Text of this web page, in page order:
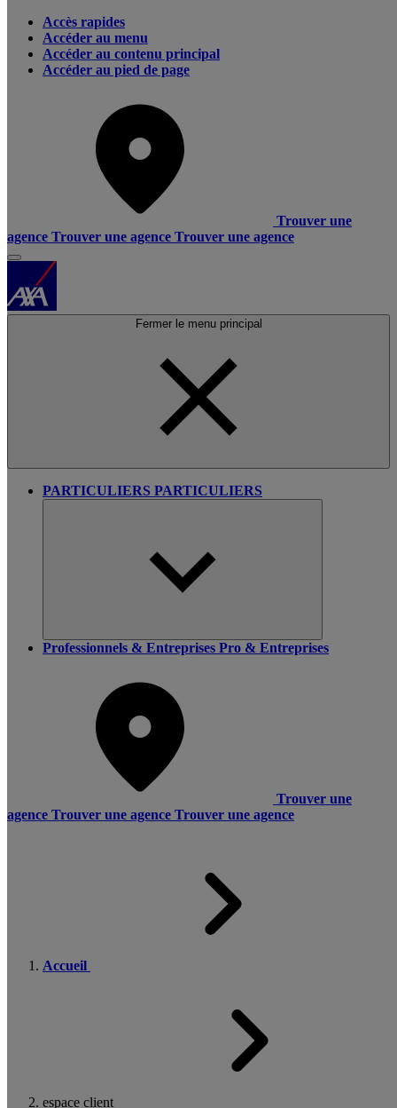
Accès rapides
Accéder au menu
Accéder au contenu principal
Accéder au pied de page
Trouver une
agence Trouver une agence Trouver une agence
Fermer le menu principal
PARTICULIERS PARTICULIERS
Professionnels & Entreprises Pro & Entreprises
Trouver une
agence Trouver une agence Trouver une agence
Accueil
espace client